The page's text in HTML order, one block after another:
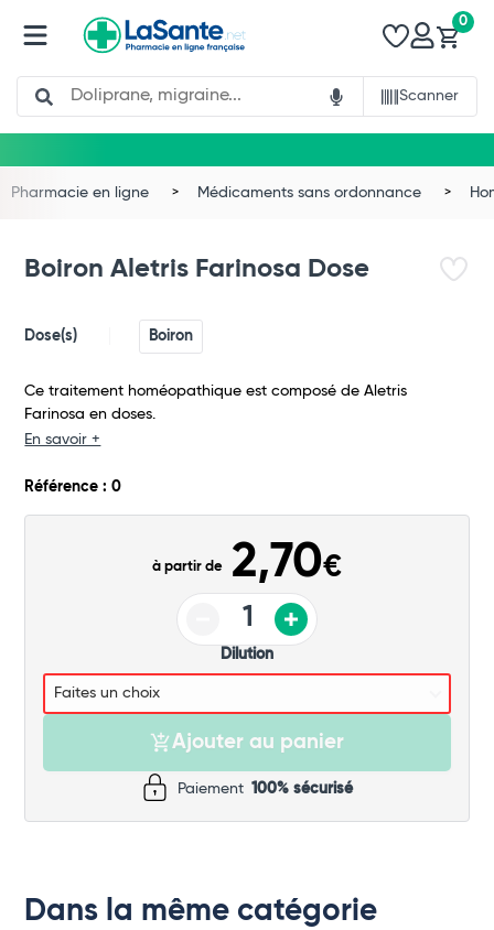
Search
Scanner
0
Total
Pharmacie en ligne Médicaments sans ordonnance
Boiron Aletris Farinosa Dose
Dose(s) Boiron
Ce traitement homéopathique est composé de Aletris
Farinosa en doses.
En savoir +
Référence : 0
à partir de 2,70€
Dilution
Ajouter au panier
Paiement 100% sécurisé
Dans la même catégorie